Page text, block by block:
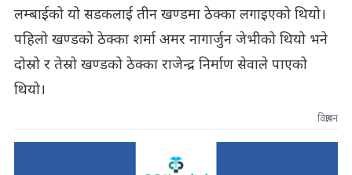
लम्बाईको यो सडकलाई तीन खण्डमा ठेक्का लगाइएको थियो।
पहिलो खण्डको ठेक्का शर्मा अमर नागार्जुन जेभीको थियो भने
दोस्रो र तेस्रो खण्डको ठेक्का राजेन्द्र निर्माण सेवाले पाएको
थियो।
विज्ञापन